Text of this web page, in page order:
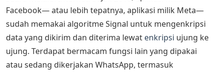
Facebook— atau lebih tepatnya, aplikasi milik Meta—
sudah memakai algoritme Signal untuk mengenkripsi
data yang dikirim dan diterima lewat enkripsi ujung ke
ujung. Terdapat bermacam fungsi lain yang dipakai
atau sedang dikerjakan WhatsApp, termasuk